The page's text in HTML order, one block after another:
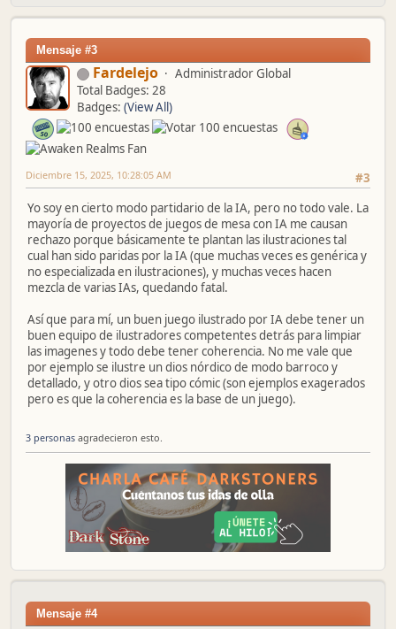
Mensaje #3
Fardelejo
Administrador Global
Total Badges: 28
Badges: (View All)
#3
Diciembre 15, 2025, 10:28:05 AM
Yo soy en cierto modo partidario de la IA, pero no todo vale. La
mayoría de proyectos de juegos de mesa con IA me causan
rechazo porque básicamente te plantan las ilustraciones tal
cual han sido paridas por la IA (que muchas veces es genérica y
no especializada en ilustraciones), y muchas veces hacen
mezcla de varias IAs, quedando fatal.
Así que para mí, un buen juego ilustrado por IA debe tener un
buen equipo de ilustradores competentes detrás para limpiar
las imagenes y todo debe tener coherencia. No me vale que
por ejemplo se ilustre un dios nórdico de modo barroco y
detallado, y otro dios sea tipo cómic (son ejemplos exagerados
pero es que la coherencia es la base de un juego).
3 personas agradecieron esto.
Mensaje #4